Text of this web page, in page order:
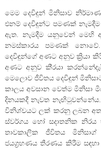
මෙම දෙවිඳුන් මිනිසාව
එනම් දෙවිඳුන්ට පමණක්
ඇත. නැමදීම යනුවෙන් මෙහි
නමස්කාරය පමණක්
දෙවිඳුන්ගේ අණට අනුව ක්‍රියා
අණට අනුව කි‍්‍රයා
මෙලොව ජීවිතය දෙවිඳුන්
කාලය අවසාන වෙත්ම මිනිසා
දිනයකදී නැවත
විනිශ්චයට ලක් කරනු ලබන
ස්වර්ගය හෝ සදාතනික
තාවකාලික ජීවිතය
ජයග්‍රහණය තීරණය කිරීම